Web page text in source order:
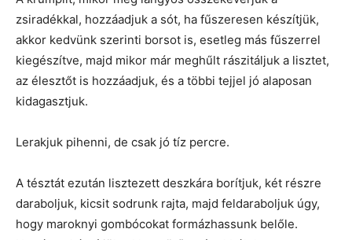
zsiradékkal, hozzáadjuk a sót, ha fűszeresen készítjük,
akkor kedvünk szerinti borsot is, esetleg más fűszerrel
kiegészítve, majd mikor már meghűlt rászitáljuk a lisztet,
az élesztőt is hozzáadjuk, és a többi tejjel jó alaposan
kidagasztjuk.
Lerakjuk pihenni, de csak jó tíz percre.
A tésztát ezután lisztezett deszkára borítjuk, két részre
daraboljuk, kicsit sodrunk rajta, majd feldaraboljuk úgy,
hogy maroknyi gombócokat formázhassunk belőle.